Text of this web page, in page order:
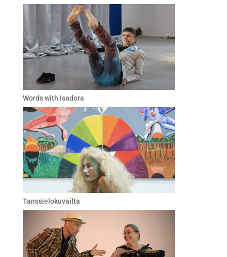
Words with Isadora
Tanssielokuvailta